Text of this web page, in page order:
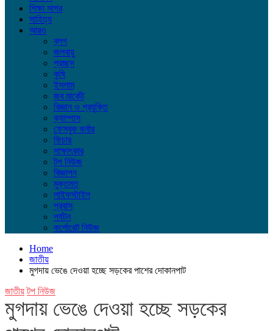
শিক্ষা সাগর
সাহিত্য
আরও
ব্লগ
জলবায়ু
প্রচ্ছদ
কৃষি
ইসলাম
জব মার্কেট
বিজ্ঞান ও প্রযুক্তি
ক্যাম্পাস
ফেসবুক কর্নার
ফিচার
সাক্ষাৎকার
টপ নিউজ
বিজ্ঞাপন
মুক্তমত
লাইফস্টাইল
প্রবাস
পর্যটন
কর্পোরেট নিউজ
Home
জাতীয়
মুগদায় ভেঙে দেওয়া হচ্ছে সড়কের পাশের দোকানপাট
জাতীয় টপ নিউজ
মুগদায় ভেঙে দেওয়া হচ্ছে সড়কের